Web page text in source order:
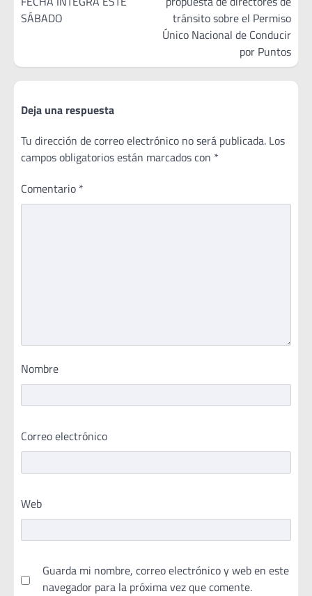
entradas
SÁBADO
tránsito sobre el Permiso
Único Nacional de Conducir
por Puntos
Deja una respuesta
Tu dirección de correo electrónico no será publicada. Los
campos obligatorios están marcados con *
Comentario *
Nombre
Correo electrónico
Web
Guarda mi nombre, correo electrónico y web en este
navegador para la próxima vez que comente.